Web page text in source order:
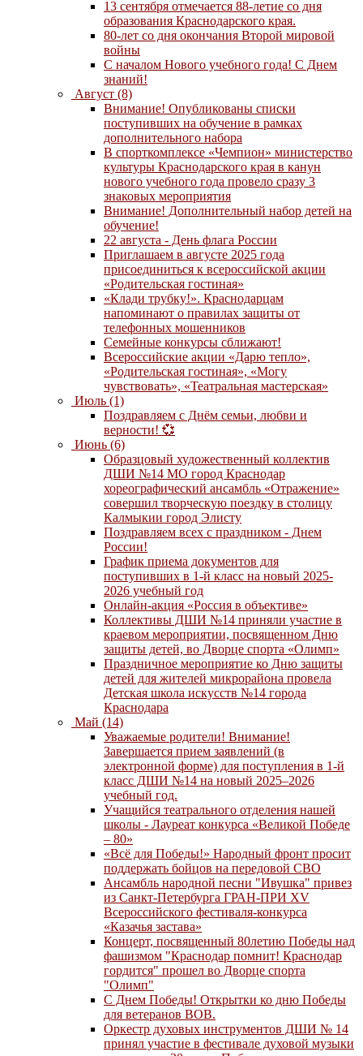
13 сентября отмечается 88-летие со дня
образования Краснодарского края.
80-лет со дня окончания Второй мировой
войны
С началом Нового учебного года! С Днем
знаний!
Август (8)
Внимание! Опубликованы списки
поступивших на обучение в рамках
дополнительного набора
В спорткомплексе «Чемпион» министерство
культуры Краснодарского края в канун
нового учебного года провело сразу 3
знаковых мероприятия
Внимание! Дополнительный набор детей на
обучение!
22 августа - День флага России
Приглашаем в августе 2025 года
присоединиться к всероссийской акции
«Родительская гостиная»
«Клади трубку!». Краснодарцам
напоминают о правилах защиты от
телефонных мошенников
Семейные конкурсы сближают!
Всероссийские акции «Дарю тепло»,
«Родительская гостиная», «Могу
чувствовать», «Театральная мастерская»
Июль (1)
Поздравляем с Днём семьи, любви и
верности! 💞
Июнь (6)
Образцовый художественный коллектив
ДШИ №14 МО город Краснодар
хореографический ансамбль «Отражение»
совершил творческую поездку в столицу
Калмыкии город Элисту
Поздравляем всех с праздником - Днем
России!
График приема документов для
поступивших в 1-й класс на новый 2025-
2026 учебный год
Онлайн-акция «Россия в объективе»
Коллективы ДШИ №14 приняли участие в
краевом мероприятии, посвященном Дню
защиты детей, во Дворце спорта «Олимп»
Праздничное мероприятие ко Дню защиты
детей для жителей микрорайона провела
Детская школа искусств №14 города
Краснодара
Май (14)
Уважаемые родители! Внимание!
Завершается прием заявлений (в
электронной форме) для поступления в 1-й
класс ДШИ №14 на новый 2025–2026
учебный год.
Учащийся театрального отделения нашей
школы - Лауреат конкурса «Великой Победе
– 80»
«Всё для Победы!» Народный фронт просит
поддержать бойцов на передовой СВО
Ансамбль народной песни "Ивушка" привез
из Санкт-Петербурга ГРАН-ПРИ XV
Всероссийского фестиваля-конкурса
«Казачья застава»
Концерт, посвященный 80летию Победы над
фашизмом "Краснодар помнит! Краснодар
гордится" прошел во Дворце спорта
"Олимп"
С Днем Победы! Открытки ко дню Победы
для ветеранов ВОВ.
Оркестр духовых инструментов ДШИ № 14
принял участие в фестивале духовой музыки